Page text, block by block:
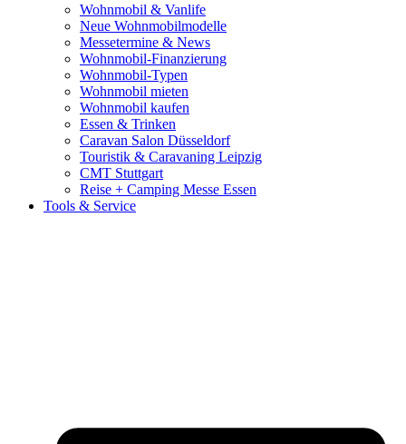
Wohnmobil & Vanlife
Neue Wohnmobilmodelle
Messetermine & News
Wohnmobil-Finanzierung
Wohnmobil-Typen
Wohnmobil mieten
Wohnmobil kaufen
Essen & Trinken
Caravan Salon Düsseldorf
Touristik & Caravaning Leipzig
CMT Stuttgart
Reise + Camping Messe Essen
Tools & Service